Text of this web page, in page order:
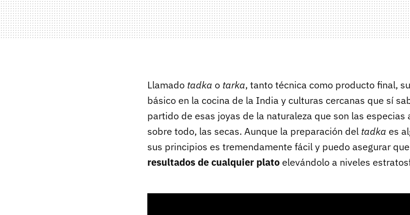
Llamado tadka o tarka, tanto técnica como producto final,
básico en la cocina de la India y culturas cercanas que sí
partido de esas joyas de la naturaleza que son las especias
sobre todo, las secas. Aunque la preparación del tadka es
sus principios es tremendamente fácil y puedo asegurar que
resultados de cualquier plato elevándolo a niveles